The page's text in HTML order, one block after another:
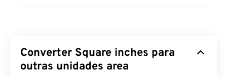
Converter Square inches para
outras unidades area